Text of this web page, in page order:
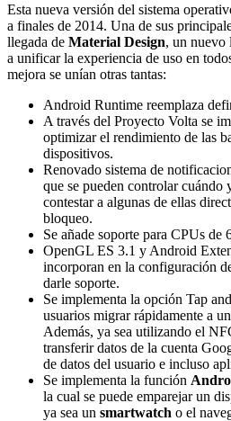
Esta nueva versión del sistema
a finales de 2014. Una de sus
llegada de Material Design, un nuevo
a unificar la experiencia de uso en
mejora se unían otras tantas:
Android Runtime reemplaza
A través del Proyecto Volta se
optimizar el rendimiento de las
dispositivos.
Renovado sistema de
que se pueden controlar cuándo
contestar a algunas de ellas
bloqueo.
Se añade soporte para CPUs de
OpenGL ES 3.1 y Android
incorporan en la configuración
darle soporte.
Se implementa la opción Tap
usuarios migrar rápidamente a
Además, ya sea utilizando el
transferir datos de la cuenta
de datos del usuario e incluso
Se implementa la función
la cual se puede emparejar un
ya sea un smartwatch o el